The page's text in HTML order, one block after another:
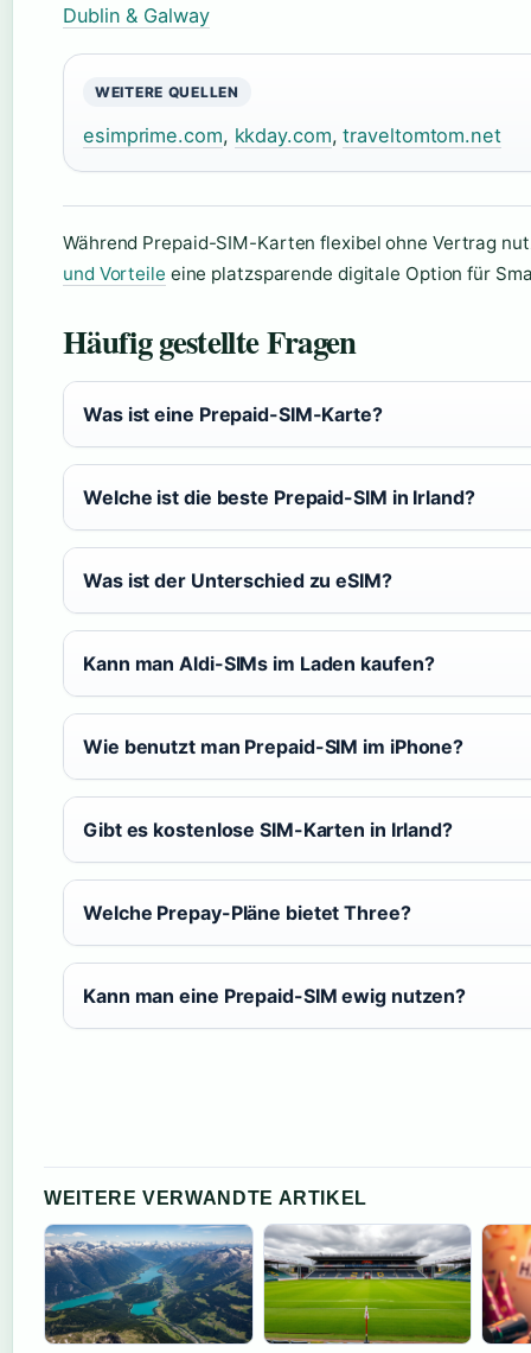
Dublin & Galway
WEITERE QUELLEN
esimprime.com, kkday.com,traveltomtom.net
Während Prepaid-SIM-Karten flexibel ohne Vertrag
und Vorteile eine platzsparende digitale Option für
Häufig gestellte Fragen
Was ist eine Prepaid-SIM-Karte?
Welche ist die beste Prepaid-SIM in Irland?
Was ist der Unterschied zu eSIM?
Kann man Aldi-SIMs im Laden kaufen?
Wie benutzt man Prepaid-SIM im iPhone?
Gibt es kostenlose SIM-Karten in Irland?
Welche Prepay-Pläne bietet Three?
Kann man eine Prepaid-SIM ewig nutzen?
WEITERE VERWANDTE ARTIKEL